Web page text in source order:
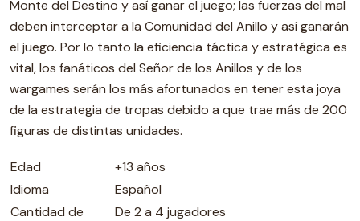
Monte del Destino y así ganar el juego; las fuerzas del mal
deben interceptar a la Comunidad del Anillo y así ganarán
el juego. Por lo tanto la eficiencia táctica y estratégica es
vital, los fanáticos del Señor de los Anillos y de los
wargames serán los más afortunados en tener esta joya
de la estrategia de tropas debido a que trae más de 200
figuras de distintas unidades.
Edad
+13 años
Idioma
Español
Cantidad de
De 2 a 4 jugadores